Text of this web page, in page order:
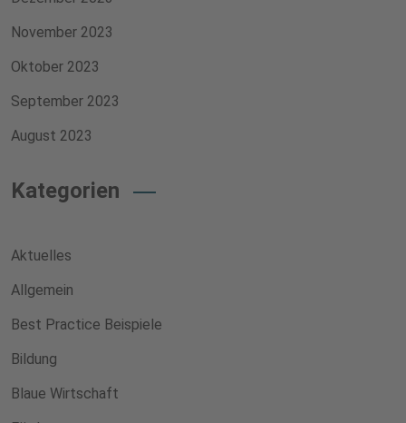
November 2023
Oktober 2023
September 2023
August 2023
Kategorien
Aktuelles
Allgemein
Best Practice Beispiele
Bildung
Blaue Wirtschaft